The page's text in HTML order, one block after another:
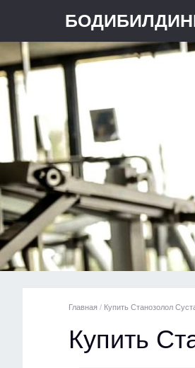
Главная / Купить Станозолол
Купить